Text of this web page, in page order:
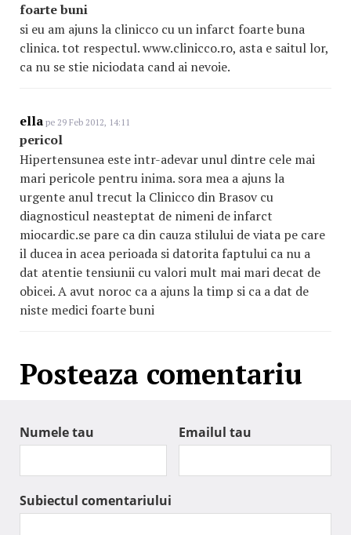
foarte buni
si eu am ajuns la clinicco cu un infarct foarte buna
clinica. tot respectul. www.clinicco.ro, asta e saitul lor,
ca nu se stie niciodata cand ai nevoie.
ella pe 29 Feb 2012, 14:11
pericol
Hipertensunea este intr-adevar unul dintre cele mai
mari pericole pentru inima. sora mea a ajuns la
urgente anul trecut la Clinicco din Brasov cu
diagnosticul neasteptat de nimeni de infarct
miocardic.se pare ca din cauza stilului de viata pe care
il ducea in acea perioada si datorita faptului ca nu a
dat atentie tensiunii cu valori mult mai mari decat de
obicei. A avut noroc ca a ajuns la timp si ca a dat de
niste medici foarte buni
Posteaza comentariu
Numele tau Emailul tau
Subiectul comentariului